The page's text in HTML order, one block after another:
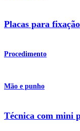
Placas para
Procedimento
Mão e punho
Técnica com mini